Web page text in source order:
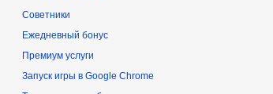
Советники
Ежедневный бонус
Премиум услуги
Запуск игры в Google Chrome